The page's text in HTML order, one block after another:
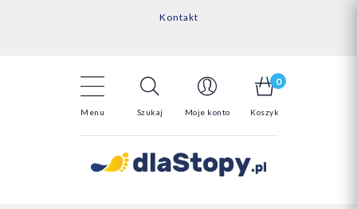
Kontakt
14 Dni na darmowy zwrot*
Menu Szukaj Moje konto
0
Koszyk